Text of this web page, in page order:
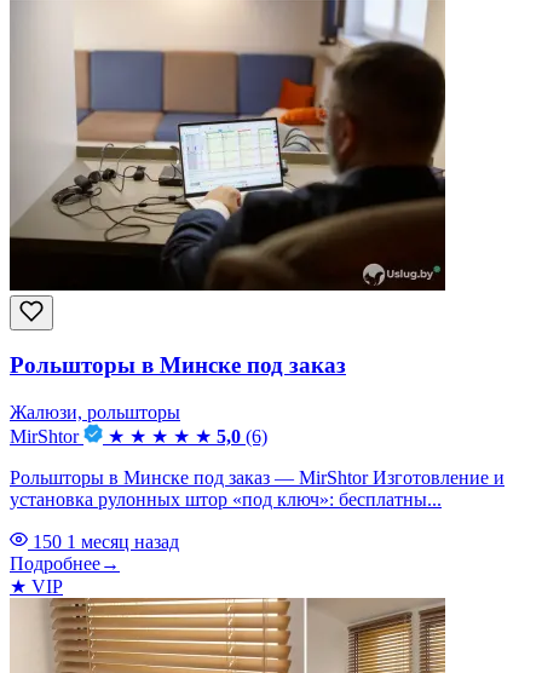
Рольшторы в Минске под заказ
Жалюзи, рольшторы
MirShtor
★ ★ ★ ★ ★ 5,0 (6)
Рольшторы в Минске под заказ — MirShtor Изготовление и
установка рулонных штор «под ключ»: бесплатны...
150 1 месяц назад
Подробнее→
★ VIP